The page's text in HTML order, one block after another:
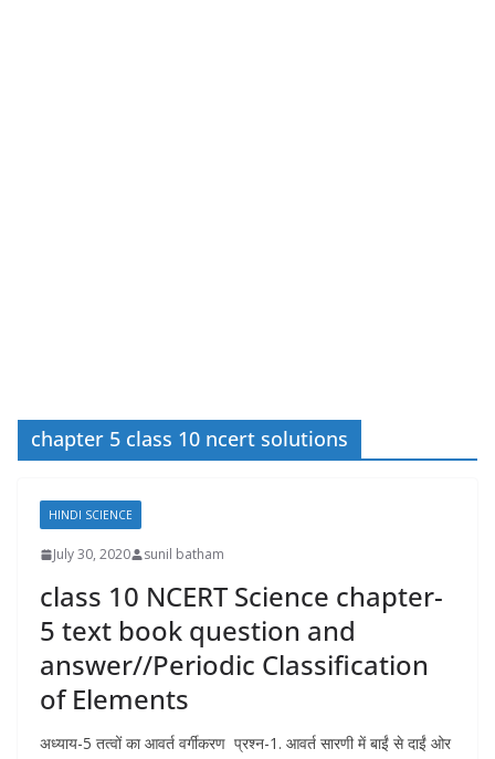
chapter 5 class 10 ncert solutions
HINDI SCIENCE
July 30, 2020 sunil batham
class 10 NCERT Science chapter-
5 text book question and
answer//Periodic Classification
of Elements
अध्याय-5 तत्वों का आवर्त वर्गीकरण प्रश्न-1. आवर्त सारणी में बाईं से दाईं ओर